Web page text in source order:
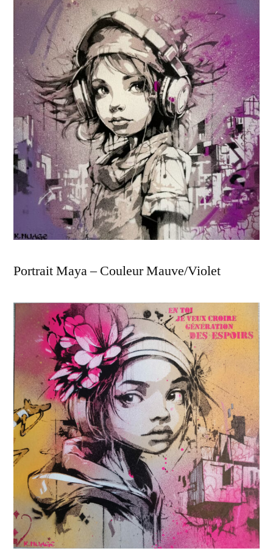
Portrait Maya – Couleur Mauve/Violet